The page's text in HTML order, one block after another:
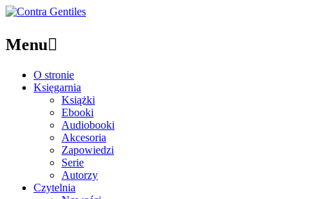
Menu
O stronie
Księgarnia
Książki
Ebooki
Audiobooki
Akcesoria
Zapowiedzi
Serie
Autorzy
Czytelnia